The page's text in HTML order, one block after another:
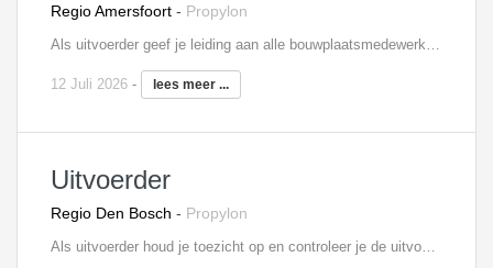
Regio Amersfoort - Propylon
12 Juli 2026 - lees meer ...
Uitvoerder
Regio Den Bosch - Propylon
Als uitvoerder houd je toezicht op en controleer je de uitvoering op de bouwplaats. Je bent verantwoordelijk voor bewaking van kwaliteit, veiligheid, kosten en voortgang en voor de organisatie van de bouwactiviteiten. Ook signaleer je meer- en minderwerk. Je bent medeverantwoordelijk voor uitvoeringsvoorbereiding en verantwoordelijk voor uitvoering, nazorg en personeelsinzet. Je roept het materiaal en materieel af en koopt in overleg met de projectleider eventueel zelf in. Je verzorgt zelf de detail planningen en houdt je ook bezig met de kostenbewaking.